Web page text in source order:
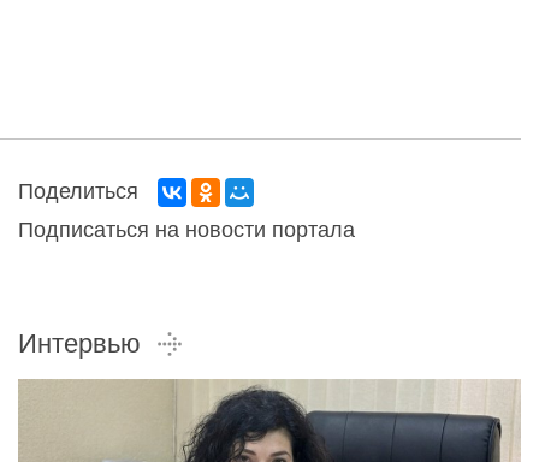
Поделиться
Подписаться на новости портала
Интервью